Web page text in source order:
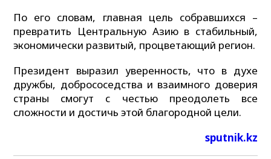
По его словам, главная цель собравшихся –
превратить Центральную Азию в стабильный,
экономически развитый, процветающий регион.
Президент выразил уверенность, что в духе
дружбы, добрососедства и взаимного доверия
страны смогут с честью преодолеть все
сложности и достичь этой благородной цели.
sputnik.kz